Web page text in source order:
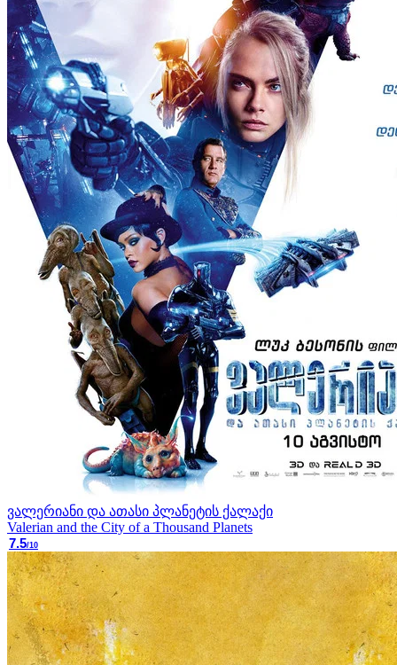
ვალერიანი და ათასი პლანეტის ქალაქი
Valerian and the City of a Thousand Planets
7.5/10